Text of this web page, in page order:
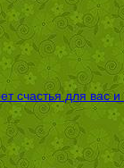
счастья для вас